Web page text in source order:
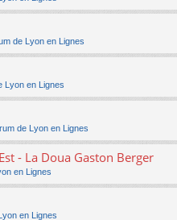
de Lyon en Lignes
Lyon en Lignes
de Lyon en Lignes
- La Doua Gaston Berger
en Lignes
en Lignes